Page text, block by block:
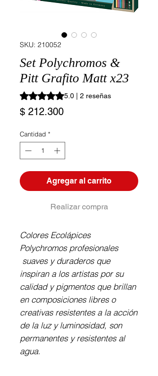
SKU: 210052
Set Polychromos &
Pitt Grafito Matt x23
Según 2 reseñas, la calificación es de
5.0 | 2 reseñas
$ 212.300Precio
Cantidad *
Agregar al carrito
Realizar compra
Colores Ecolápices
Polychromos profesionales
suaves y duraderos que
inspiran a los artistas por su
calidad y pigmentos que brillan
en composiciones libres o
creativas resistentes a la acción
de la luz y luminosidad, son
permanentes y resistentes al
agua.